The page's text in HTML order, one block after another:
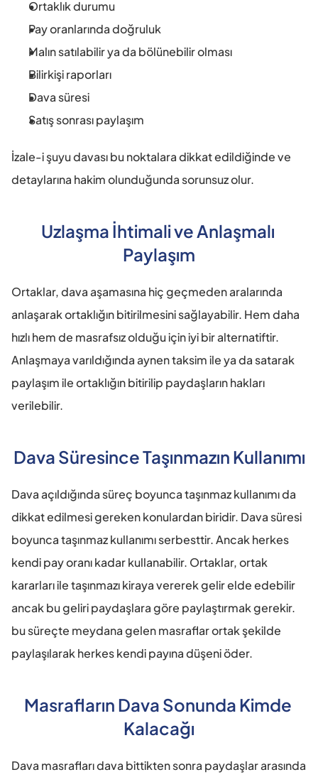
Ortaklık durumu
Pay oranlarında doğruluk
Malın satılabilir ya da bölünebilir olması
Bilirkişi raporları
Dava süresi
Satış sonrası paylaşım
İzale-i şuyu davası bu noktalara dikkat edildiğinde ve
detaylarına hakim olunduğunda sorunsuz olur.
Uzlaşma İhtimali ve Anlaşmalı
Paylaşım
Ortaklar, dava aşamasına hiç geçmeden aralarında
anlaşarak ortaklığın bitirilmesini sağlayabilir. Hem daha
hızlı hem de masrafsız olduğu için iyi bir alternatiftir.
Anlaşmaya varıldığında aynen taksim ile ya da satarak
paylaşım ile ortaklığın bitirilip paydaşların hakları
verilebilir.
Dava Süresince Taşınmazın Kullanımı
Dava açıldığında süreç boyunca taşınmaz kullanımı da
dikkat edilmesi gereken konulardan biridir. Dava süresi
boyunca taşınmaz kullanımı serbesttir. Ancak herkes
kendi pay oranı kadar kullanabilir. Ortaklar, ortak
kararları ile taşınmazı kiraya vererek gelir elde edebilir
ancak bu geliri paydaşlara göre paylaştırmak gerekir.
bu süreçte meydana gelen masraflar ortak şekilde
paylaşılarak herkes kendi payına düşeni öder.
Masrafların Dava Sonunda Kimde
Kalacağı
Dava masrafları dava bittikten sonra paydaşlar arasında